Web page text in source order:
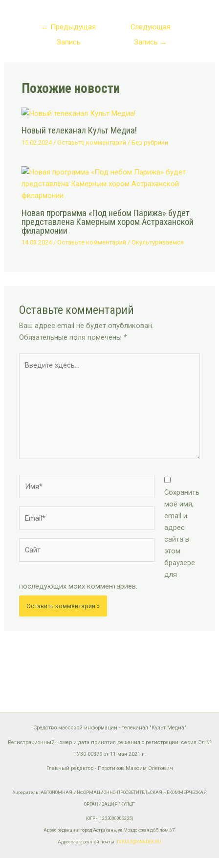
← Предыдущая
Запись
Следующая
Запись →
Похожие новости
Новый телеканал Культ Медиа!
15.02.2024 /Оставьте комментарий /Без рубрики
Новая программа «Под небом Парижа» будет
представлена Камерным хором Астраханской
филармонии
14.03.2024/Оставьте комментарий /Окультуриваемся
Оставьте комментарий
Ваш адрес email не будет опубликован.
Обязательные поля помечены*
здесь...
Сохранить
моё имя,
email и
адрес
сайта в
этом
браузере
для
последующих моих комментариев.
Средство массовой информации - телеканал "Культ Медиа"
Регистрационный номер и дата принятия решения о регистрации: серия Эл №
ТУ30-00379 от 11 мая 2021 г.
Главный редактор - Поротиков Максим Олегович
Учредитель: АВТОНОМНАЯ ИНФОРМАЦИОННО-ПРОСВЕТИТЕЛЬСКАЯ НЕКОММЕРЧЕСКАЯ
ОРГАНИЗАЦИЯ "КУЛЬТ"
(ОГРН 1233000003235)
Адрес редакции: город Астрахань, ул.Моздокская д.65 пом.67.
Адрес электронной почты: TVKULT@YANDEX.RU